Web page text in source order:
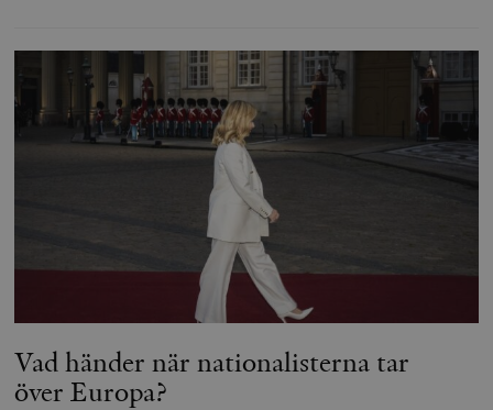
Vad händer när nationalisterna tar
över Europa?